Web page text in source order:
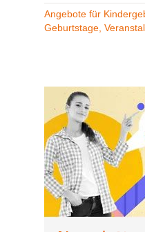
Angebote für
Geburtstage,